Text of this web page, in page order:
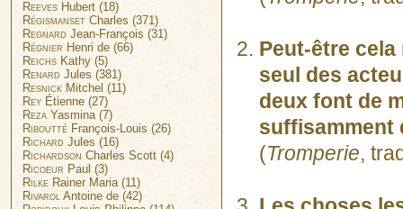
Peut-être
seul des
deux font de
suffisamment
(Tromperie,
Reeves Hubert (18)
Régismanset Charles (371)
Regnard Jean-François (31)
Régnier Henri de (66)
Reichs Kathy (5)
Renard Jules (381)
Resnick Mitchel (11)
Rey Étienne (27)
Reza Yasmina (7)
Riboutté François-Louis (26)
Richard Jules (16)
Richardson Charles Scott (4)
Ricoeur Paul (3)
Rilke Rainer Maria (11)
Rivarol Antoine de (42)